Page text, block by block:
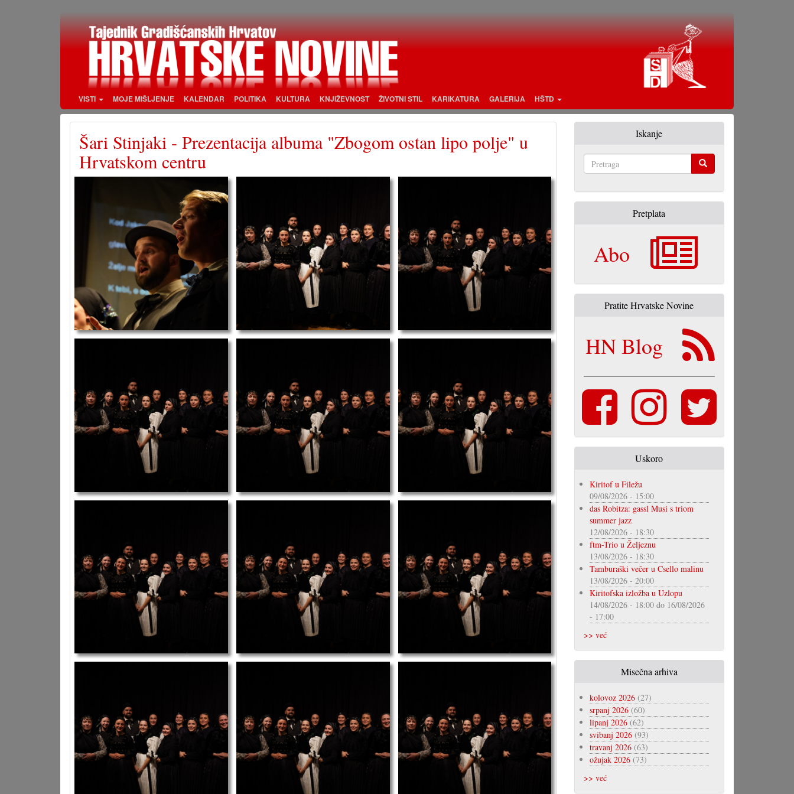
VISTI MOJE MIŠLJENJE KALENDAR POLITIKA KULTURA KNJIŽEVNOST ŽIVOTNI STIL KARIKATURA GALERIJA HŠTD
Šari Stinjaki - Prezentacija albuma "Zbogom ostan lipo polje" u
Hrvatskom centru
Iskanje
Pretplata
Abo
Pratite Hrvatske Novine
HN Blog
Uskoro
Kiritof u Filežu
09/08/2026 - 15:00
das Robitza: gassl Musi s triom
summer jazz
12/08/2026 - 18:30
ftm-Trio u Željeznu
13/08/2026 - 18:30
Tamburaški večer u Csello malinu
13/08/2026 - 20:00
Kiritofska izložba u Uzlopu
14/08/2026 - 18:00do 16/08/2026
- 17:00
>> već
Misečna arhiva
kolovoz 2026(27)
srpanj 2026(60)
lipanj 2026(62)
svibanj 2026(93)
travanj 2026(63)
ožujak 2026(73)
>> već